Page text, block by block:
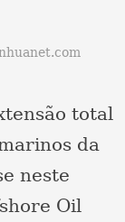
total
da
neste
Oil